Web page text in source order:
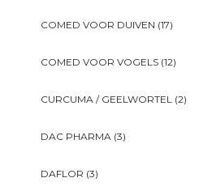
COMED VOOR DUIVEN (17)
COMED VOOR VOGELS (12)
CURCUMA / GEELWORTEL (2)
DAC PHARMA (3)
DAFLOR (3)